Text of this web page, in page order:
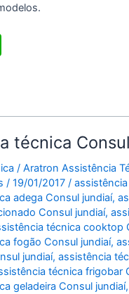
s
A
p
p
técnica
/Aratron Assistência
/19/01/2017/
adega Consul jundiaí,
Consul jundiaí,
técnica cooktop
fogão Consul jundiaí,
jundiaí,assistência
técnica frigobar
geladeira Consul jundiaí